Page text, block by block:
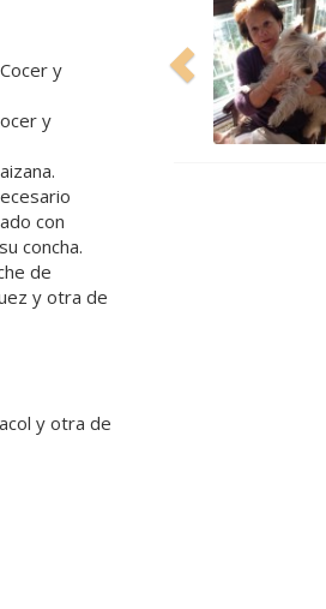
y
y
con
concha.
de
y otra de
y otra de